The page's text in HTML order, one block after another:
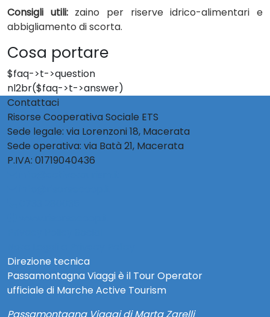
Consigli utili:zaino per riserve idrico-alimentari e
abbigliamento di scorta.
Cosa portare
$faq->t->question
nl2br($faq->t->answer)
Contattaci
Risorse Cooperativa Sociale ETS
Sede legale: via Lorenzoni 18, Macerata
Sede operativa: via Batà 21, Macerata
P.IVA: 01719040436
Direzione tecnica
Passamontagna Viaggi è il Tour Operator
ufficiale di Marche Active Tourism